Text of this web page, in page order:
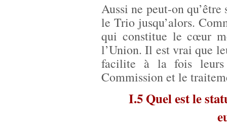
Aussi ne peut-on
le Trio jusqu’alors.
qui constitue le cœur
l’Union. Il est vrai que
facilite à la fois leurs
Commission et le
I.5 Quel est le